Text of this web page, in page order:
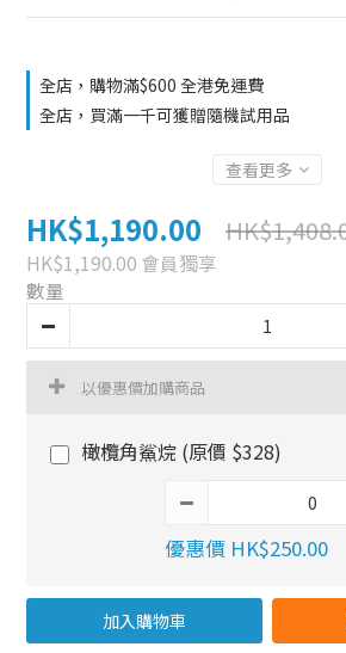
全店，購物滿$600 全港免運費
全店，買滿一千可獲贈隨機試用品
查看更多
HK$1,190.00
HK$1,190.00 會員獨享
數量
以優惠價加購商品
橄欖角鯊烷 (原價 $328)
優惠價 HK$250.00
加入購物車